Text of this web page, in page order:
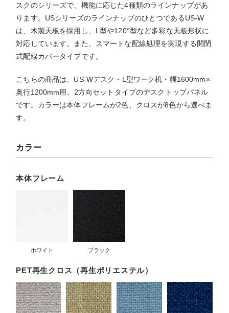
スクのシリーズで、機能に応じた4種類のラインナップがあ
ります。USシリーズのラインナップのひとつであるUS-W
は、木製天板を採用し、L型や120°型など多彩な天板形状に
対応しています。また、スマートな配線処理を実現する開閉
式配線カバータイプです。
こちらの商品は、US-Wデスク・L型ワーク机・幅1600mm×
奥行1200mm用、2方向セットタイプのデスクトップパネル
です。カラーは本体フレームが2色、クロスが8色から選べま
す。
カラー
本体フレーム
ホワイト ブラック
PET再生クロス（再生ポリエステル）